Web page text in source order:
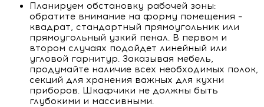
Планируем обстановку рабочей зоны:
обратите внимание на форму помещения –
квадрат, стандартный прямоугольник или
прямоугольный узкий пенал. В первом и
втором случаях подойдет линейный или
угловой гарнитур. Заказывая мебель,
продумайте наличие всех необходимых полок,
секций для хранения важных для кухни
приборов. Шкафчики не должны быть
глубокими и массивными.